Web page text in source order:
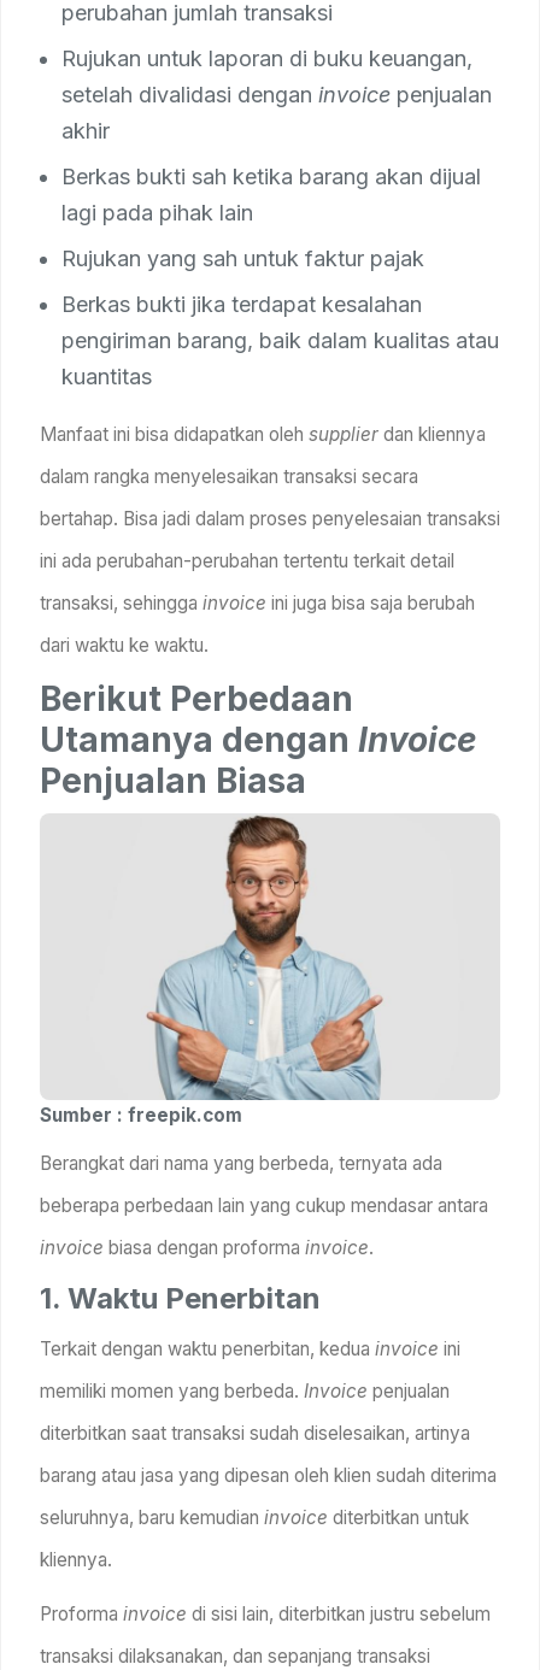
perubahan jumlah transaksi
Rujukan untuk laporan di buku keuangan,
setelah divalidasi dengan invoice penjualan
akhir
Berkas bukti sah ketika barang akan dijual
lagi pada pihak lain
Rujukan yang sah untuk faktur pajak
Berkas bukti jika terdapat kesalahan
pengiriman barang, baik dalam kualitas atau
kuantitas
Manfaat ini bisa didapatkan oleh supplier dan kliennya
dalam rangka menyelesaikan transaksi secara
bertahap. Bisa jadi dalam proses penyelesaian transaksi
ini ada perubahan-perubahan tertentu terkait detail
transaksi, sehingga invoice ini juga bisa saja berubah
dari waktu ke waktu.
Berikut Perbedaan
Utamanya dengan Invoice
Penjualan Biasa
Sumber : freepik.com
Berangkat dari nama yang berbeda, ternyata ada
beberapa perbedaan lain yang cukup mendasar antara
invoice biasa dengan proforma invoice.
1. Waktu Penerbitan
Terkait dengan waktu penerbitan, kedua invoice ini
memiliki momen yang berbeda. Invoice penjualan
diterbitkan saat transaksi sudah diselesaikan, artinya
barang atau jasa yang dipesan oleh klien sudah diterima
seluruhnya, baru kemudian invoice diterbitkan untuk
kliennya.
Proforma invoice di sisi lain, diterbitkan justru sebelum
transaksi dilaksanakan, dan sepanjang transaksi